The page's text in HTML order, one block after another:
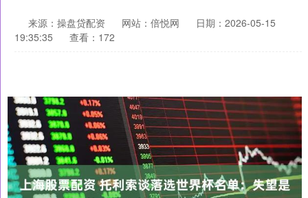
来源：操盘贷配资 网站：倍悦网
日期：2026-05-15
19:35:35
查看：172